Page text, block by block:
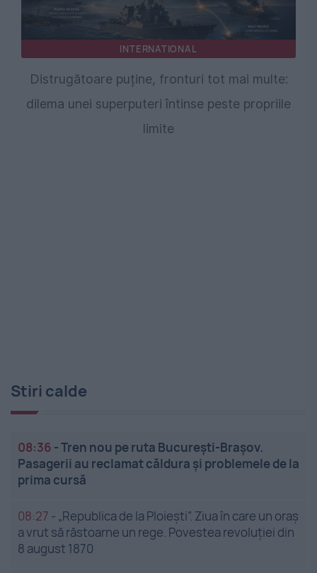
INTERNATIONAL
Distrugătoare puține, fronturi tot mai multe:
dilema unei superputeri întinse peste propriile
limite
Stiri calde
08:36 -Tren nou pe ruta București-Brașov.
Pasagerii au reclamat căldura și problemele de la
prima cursă
08:27 - „Republica de la Ploiești”. Ziua în care un oraș
a vrut să răstoarne un rege. Povestea revoluției din
8 august 1870